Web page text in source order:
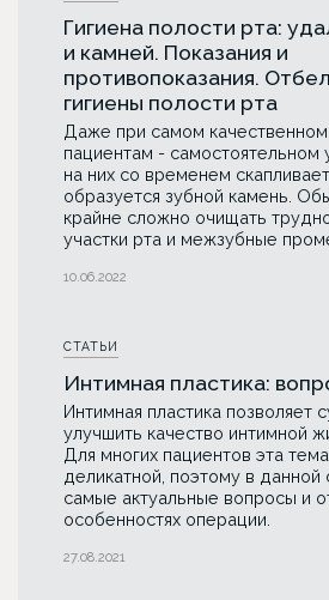
Гигиена полости рта:
и камней. Показания и
противопоказания.
гигиены полости рта
Даже при самом качественном
пациентам - самостоятельном
на них со временем
образуется зубной камень.
крайне сложно очищать
участки рта и межзубные
10.06.2022
СТАТЬИ
Интимная пластика:
Интимная пластика позволяет
улучшить качество интимной
Для многих пациентов эта
деликатной, поэтому в данной
самые актуальные вопросы и
особенностях операции.
27.08.2021